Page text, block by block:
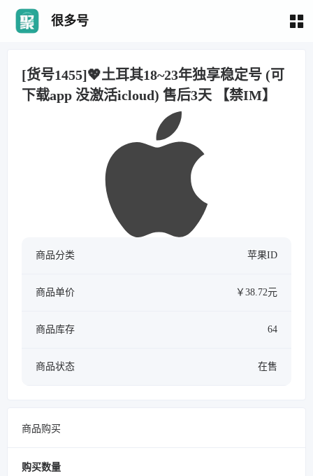
很多号
[货号1455]💖土耳其18~23年独享稳定号 (可
下载app 没激活icloud) 售后3天 【禁IM】
商品分类 苹果ID
商品单价 ￥38.72元
商品库存 64
商品状态 在售
商品购买
购买数量